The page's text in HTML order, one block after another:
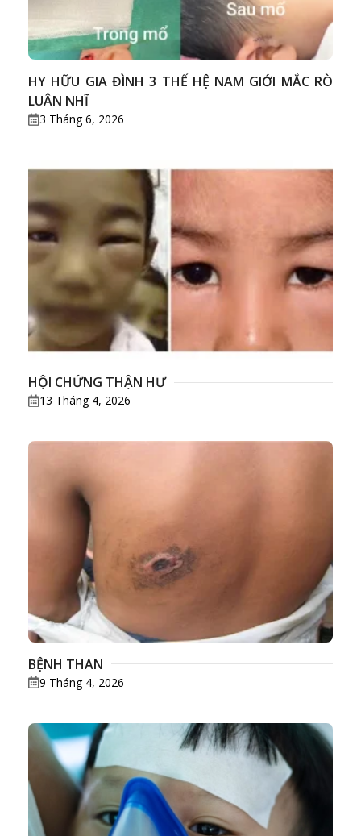
HY HỮU GIA ĐÌNH 3 THẾ HỆ NAM GIỚI MẮC RÒ
LUÂN NHĨ
3 Tháng 6, 2026
HỘI CHỨNG THẬN HƯ
13 Tháng 4, 2026
BỆNH THAN
9 Tháng 4, 2026